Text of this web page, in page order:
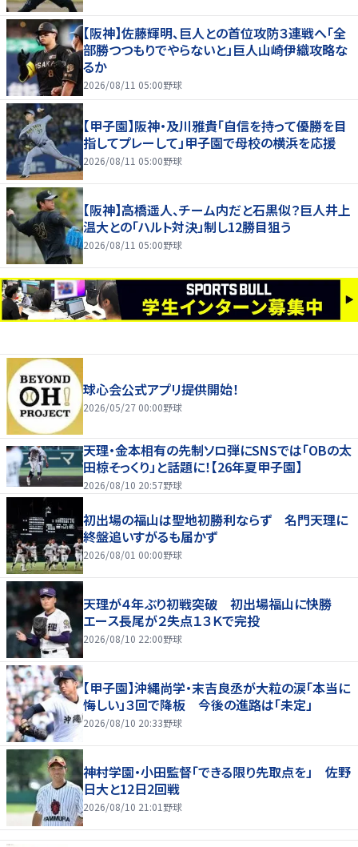
【阪神】佐藤輝明、巨人との首位攻防３連戦へ「全
部勝つつもりでやらないと」巨人山崎伊織攻略な
るか
2026/08/11 05:00野球
【甲子園】阪神・及川雅貴「自信を持って優勝を目
指してプレーして」甲子園で母校の横浜を応援
2026/08/11 05:00野球
【阪神】高橋遥人、チーム内だと石黒似？巨人井上
温大との「ハルト対決」制し12勝目狙う
2026/08/11 05:00野球
球心会公式アプリ提供開始！
2026/05/27 00:00野球
天理・金本相有の先制ソロ弾にSNSでは「OBの太
田椋そっくり」と話題に！【26年夏甲子園】
2026/08/10 20:57野球
初出場の福山は聖地初勝利ならず 名門天理に
終盤追いすがるも届かず
2026/08/01 00:00野球
天理が４年ぶり初戦突破 初出場福山に快勝
エース長尾が２失点１３Ｋで完投
2026/08/10 22:00野球
【甲子園】沖縄尚学・末吉良丞が大粒の涙「本当に
悔しい」３回で降板 今後の進路は「未定」
2026/08/10 20:33野球
神村学園・小田監督「できる限り先取点を」 佐野
日大と12日2回戦
2026/08/10 21:01 野球